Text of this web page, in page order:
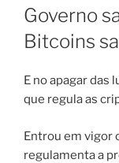
EM
Governo
Bitcoins
E no apagar das
que regula as
Entrou em vigor
regulamenta a